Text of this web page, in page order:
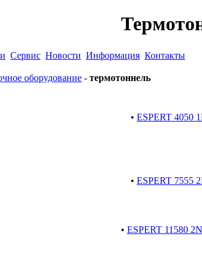
Сервис Новости Информация Контакты
оборудование - термотоннель
• ESPERT 4050
• ESPERT 7555
• ESPERT 11580 2N